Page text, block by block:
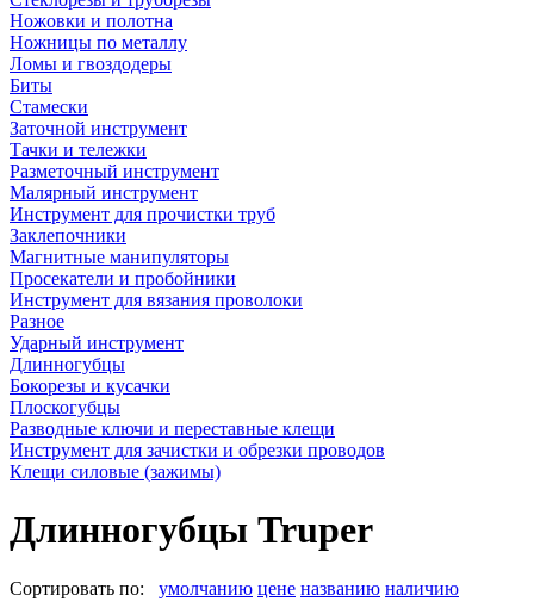
Ножовки и полотна
Ножницы по металлу
Ломы и гвоздодеры
Биты
Стамески
Заточной инструмент
Тачки и тележки
Разметочный инструмент
Малярный инструмент
Инструмент для прочистки труб
Заклепочники
Магнитные манипуляторы
Просекатели и пробойники
Инструмент для вязания проволоки
Разное
Ударный инструмент
Длинногубцы
Бокорезы и кусачки
Плоскогубцы
Разводные ключи и переставные клещи
Инструмент для зачистки и обрезки проводов
Клещи силовые (зажимы)
Длинногубцы Truper
Сортировать по: умолчанию цене названию наличию